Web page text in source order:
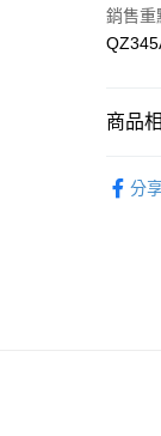
付款
付款後
宅配
銷售重
商品
分